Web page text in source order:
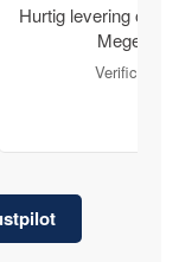
Hurtig levering og
Meget
Verificeret